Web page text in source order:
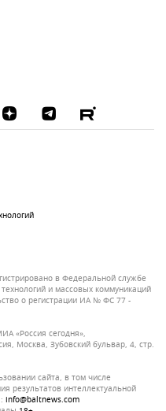
в Федеральной службе
и массовых коммуникаций
о регистрации ИА № ФС 77 -
«Россия сегодня»,
Москва, Зубовский бульвар, 4, стр.
сайта, в том числе
результатов интеллектуальной
info@baltnews.com